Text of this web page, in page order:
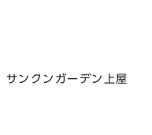
ンクンガーデン上屋